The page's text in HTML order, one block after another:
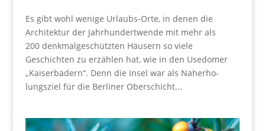
Es gibt wohl wenige Urlaubs-Orte, in denen die
Architektur der Jahrhundertwende mit mehr als
200 denkmalgeschützten Häusern so viele
Geschichten zu erzählen hat, wie in den Usedomer
„Kaiserbädern“. Denn die Insel war als Naherho-
lungsziel für die Berliner Oberschicht...